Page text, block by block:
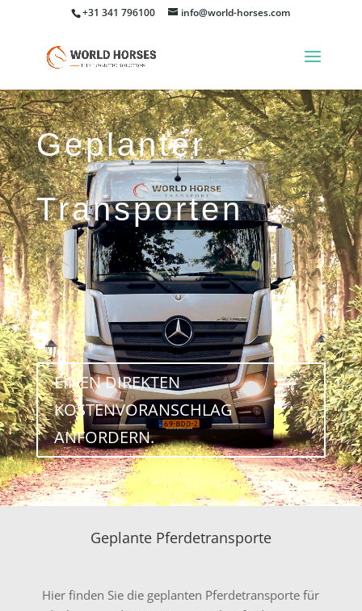
+31 341 796100 info@world-horses.com
Geplanter
Transporten
EINEN DIREKTEN
KOSTENVORANSCHLAG
ANFORDERN.
Geplante Pferdetransporte
Hier finden Sie die geplanten Pferdetransporte für